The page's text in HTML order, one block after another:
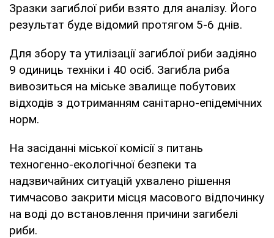
Зразки загиблої риби взято для аналізу. Його
результат буде відомий протягом 5-6 днів.
Для збору та утилізації загиблої риби задіяно
9 одиниць техніки і 40 осіб. Загибла риба
вивозиться на міське звалище побутових
відходів з дотриманням санітарно-епідемічних
норм.
На засіданні міської комісії з питань
техногенно-екологічної безпеки та
надзвичайних ситуацій ухвалено рішення
тимчасово закрити місця масового відпочинку
на воді до встановлення причини загибелі
риби.